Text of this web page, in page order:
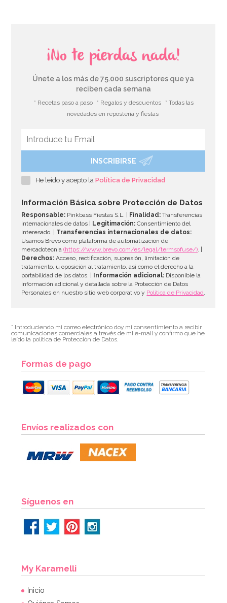
¡No te pierdas nada!
Únete a los más de 75.000 suscriptores que ya
reciben cada semana
* Recetas paso a paso * Regalos y descuentos
* Todas las
novedades en repostería y fiestas
INSCRIBIRSE
He leído y acepto laPolítica de Privacidad
Información Básica sobre Protección de Datos
Responsable: Pinkbass Fiestas S.L. | Finalidad: Transferencias
internacionales de datos |
Legitimación: Consentimiento del
interesado. | Transferencias internacionales de datos:
Usamos Brevo como plataforma de automatización de
mercadotecnia(https://www.brevo.com/es/legal/termsofuse/). |
Derechos: Acceso, rectificación, supresión, limitación de
tratamiento, u oposición al tratamiento, así como el derecho a la
portabilidad de los datos. |
Información adicional: Disponible la
información adicional y detallada sobre la Protección de Datos
Personales en nuestro sitio web corporativo y Política de Privacidad.
* Introduciendo mi correo electrónico doy mi consentimiento a recibir
comunicaciones comerciales a través de mi e-mail y confirmo que he
leído la política de Protección de Datos.
Formas de pago
Envíos realizados con
Síguenos en
My Karamelli
Inicio